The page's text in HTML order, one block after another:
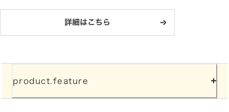
詳細はこちら
product.feature